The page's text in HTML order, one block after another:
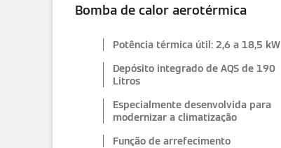
Bomba de calor aerotérmica
Potência térmica útil: 2,6 a 18,5 kW
Depósito integrado de AQS de 190
Litros
Especialmente desenvolvida para
modernizar a climatização
Função de arrefecimento